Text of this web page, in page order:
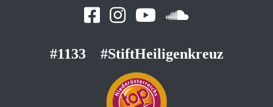
#1133 #StiftHeiligenkreuz